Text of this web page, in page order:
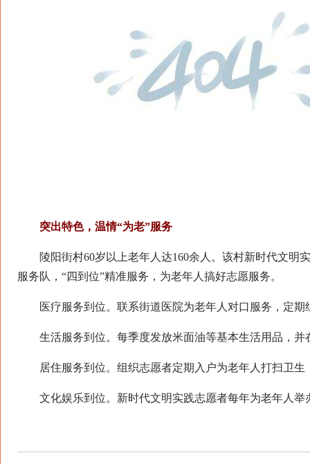
突出特色，温情“为老”服务
陵阳街村60岁以上老年人达160余人。该村新时代文明实
服务队，“四到位”精准服务，为老年人搞好志愿服务。
医疗服务到位。联系街道医院为老年人对口服务，定期
生活服务到位。每季度发放米面油等基本生活用品，并
居住服务到位。组织志愿者定期入户为老年人打扫卫生
文化娱乐到位。新时代文明实践志愿者每年为老年人举